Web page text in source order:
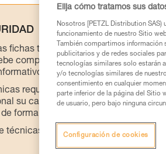
fichas técnicas de los productos
comprender la información de la
requiere una formación y un
su capacidad para ejecutar estas
forma autónoma.
técnicas relacionadas con su
Elija cómo tratamos sus
Nosotros [PETZL Distribution
funcionamiento de nuestro Sitio
También compartimos
publicitarios y de redes sociales
tecnologías similares solo estarán
y/o tecnologías similares de
consentimiento en cualquier
parte inferior de la página del Sitio
de usuario, pero bajo ninguna
Configuración de cookies